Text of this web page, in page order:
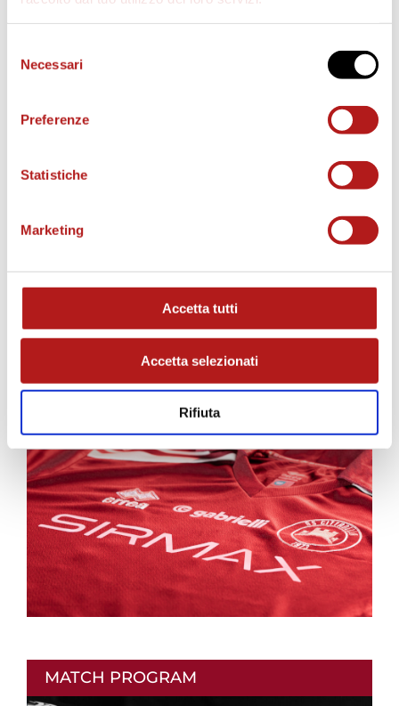
delNecessari
Preferenze
Statistiche
Marketing
Accetta tutti
Accetta selezionati
Rifiuta
BIGLIETTI
AS CITTADELLA STORE
MATCH PROGRAM